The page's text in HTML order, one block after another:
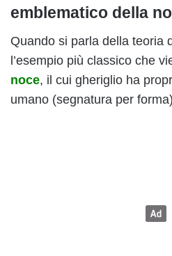
emblematico della
Quando si parla della teoria
l’esempio più classico che
noce, il cui gheriglio ha
umano (segnatura per